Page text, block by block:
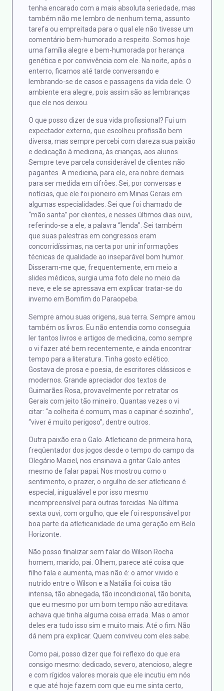
tenha encarado com a mais absoluta seriedade, mas
também não me lembro de nenhum tema, assunto
tarefa ou empreitada para o qual ele não tivesse um
comentário bem-humorado a respeito. Somos hoje
uma família alegre e bem-humorada por herança
genética e por convivência com ele. Na noite, após o
enterro, ficamos até tarde conversando e
lembrando-se de casos e passagens da vida dele. O
ambiente era alegre, pois assim são as lembranças
que ele nos deixou.
O que posso dizer de sua vida profissional? Fui um
expectador externo, que escolheu profissão bem
diversa, mas sempre percebi com clareza sua paixão
e dedicação à medicina, às crianças, aos alunos.
Sempre teve parcela considerável de clientes não
pagantes. A medicina, para ele, era nobre demais
para ser medida em cifrões. Sei, por conversas e
notícias, que ele foi pioneiro em Minas Gerais em
algumas especialidades. Sei que foi chamado de
“mão santa” por clientes, e nesses últimos dias ouvi,
referindo-se a ele, a palavra “lenda”. Sei também
que suas palestras em congressos eram
concorridíssimas, na certa por unir informações
técnicas de qualidade ao inseparável bom humor.
Disseram-me que, frequentemente, em meio a
slides médicos, surgia uma foto dele no meio da
neve, e ele se apressava em explicar tratar-se do
inverno em Bomfim do Paraopeba.
Sempre amou suas origens, sua terra. Sempre amou
também os livros. Eu não entendia como conseguia
ler tantos livros e artigos de medicina, como sempre
o vi fazer até bem recentemente, e ainda encontrar
tempo para a literatura. Tinha gosto eclético.
Gostava de prosa e poesia, de escritores clássicos e
modernos. Grande apreciador dos textos de
Guimarães Rosa, provavelmente por retratar os
Gerais com jeito tão mineiro. Quantas vezes o vi
citar: “a colheita é comum, mas o capinar é sozinho”,
“viver é muito perigoso”, dentre outros.
Outra paixão era o Galo. Atleticano de primeira hora,
freqüentador dos jogos desde o tempo do campo da
Olegário Maciel, nos ensinava a gritar Galo antes
mesmo de falar papai. Nos mostrou como o
sentimento, o prazer, o orgulho de ser atleticano é
especial, inigualável e por isso mesmo
incompreensível para outras torcidas. Na última
sexta ouvi, com orgulho, que ele foi responsável por
boa parte da atleticanidade de uma geração em Belo
Horizonte.
Não posso finalizar sem falar do Wilson Rocha
homem, marido, pai. Olhem, parece até coisa que
filho fala e aumenta, mas não é: o amor vivido e
nutrido entre o Wilson e a Natália foi coisa tão
intensa, tão abnegada, tão incondicional, tão bonita,
que eu mesmo por um bom tempo não acreditava:
achava que tinha alguma coisa errada. Mas o amor
deles era tudo isso sim e muito mais. Até o fim. Não
dá nem pra explicar. Quem conviveu com eles sabe.
Como pai, posso dizer que foi reflexo do que era
consigo mesmo: dedicado, severo, atencioso, alegre
e com rígidos valores morais que ele incutiu em nós
e que até hoje fazem com que eu me sinta certo,